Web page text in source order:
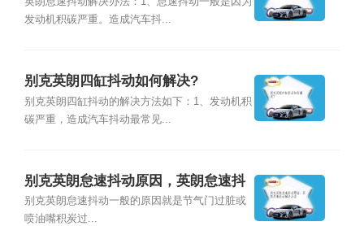
发动机积碳严重。造成汽车抖...
别克英朗四缸抖动如何解决?
别克英朗四缸抖动的解决方法如下：1、发动机积
碳严重，造成汽车抖动最常见...
别克英朗怠速抖动原因，英朗怠速抖
动解决办法
别克英朗怠速抖动一般的原因就是节气门过脏或
喷油嘴积炭过...